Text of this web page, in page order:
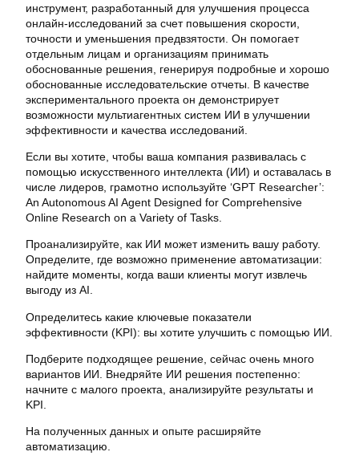
инструмент, разработанный для улучшения процесса
онлайн-исследований за счет повышения скорости,
точности и уменьшения предвзятости. Он помогает
отдельным лицам и организациям принимать
обоснованные решения, генерируя подробные и хорошо
обоснованные исследовательские отчеты. В качестве
экспериментального проекта он демонстрирует
возможности мультиагентных систем ИИ в улучшении
эффективности и качества исследований.
Если вы хотите, чтобы ваша компания развивалась с
помощью искусственного интеллекта (ИИ) и оставалась в
числе лидеров, грамотно используйте ‘GPT Researcher’:
An Autonomous AI Agent Designed for Comprehensive
Online Research on a Variety of Tasks.
Проанализируйте, как ИИ может изменить вашу работу.
Определите, где возможно применение автоматизации:
найдите моменты, когда ваши клиенты могут извлечь
выгоду из AI.
Определитесь какие ключевые показатели
эффективности (KPI): вы хотите улучшить с помощью ИИ.
Подберите подходящее решение, сейчас очень много
вариантов ИИ. Внедряйте ИИ решения постепенно:
начните с малого проекта, анализируйте результаты и
KPI.
На полученных данных и опыте расширяйте
автоматизацию.